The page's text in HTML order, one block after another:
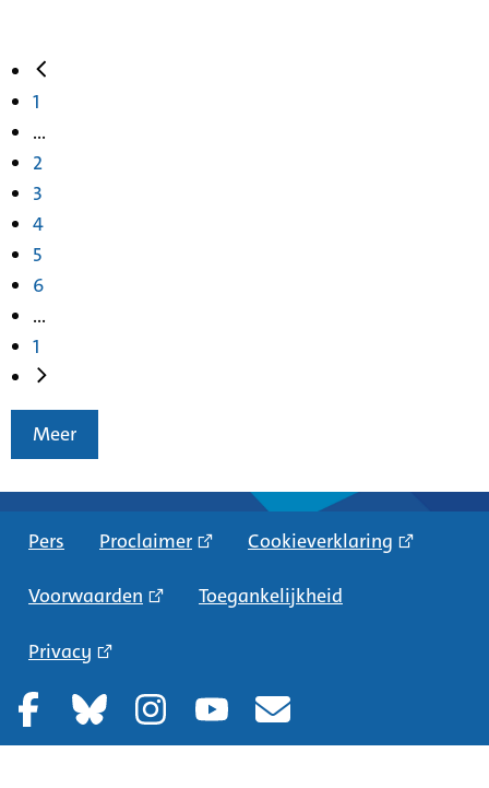
1
...
2
3
4
5
6
...
1
Meer
Pers Proclaimer Cookieverklaring
Voorwaarden Toegankelijkheid
Privacy